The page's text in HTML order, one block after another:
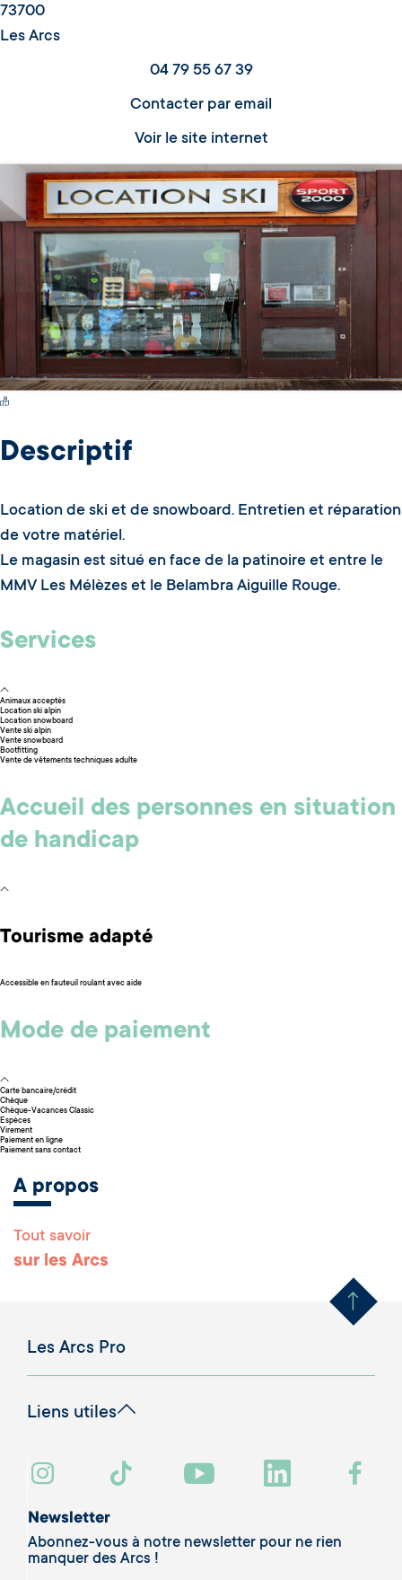
73700
Les Arcs
04 79 55 67 39
Contacter par email
Voir le site internet
Switch Carte/Photos
Descriptif
Location de ski et de snowboard. Entretien et réparation
de votre matériel.
Le magasin est situé en face de la patinoire et entre le
MMV Les Mélèzes et le Belambra Aiguille Rouge.
Services
Animaux acceptés
Location ski alpin
Location snowboard
Vente ski alpin
Vente snowboard
Bootfitting
Vente de vêtements techniques adulte
Accueil des personnes en situation
de handicap
Tourisme adapté
Accessible en fauteuil roulant avec aide
Mode de paiement
Carte bancaire/crédit
Chèque
Chèque-Vacances Classic
Espèces
Virement
Paiement en ligne
Paiement sans contact
A propos
Tout savoir
sur les Arcs Remonter
Les Arcs Pro
Liens utiles
Newsletter
Abonnez-vous à notre newsletter pour ne rien
manquer des Arcs !